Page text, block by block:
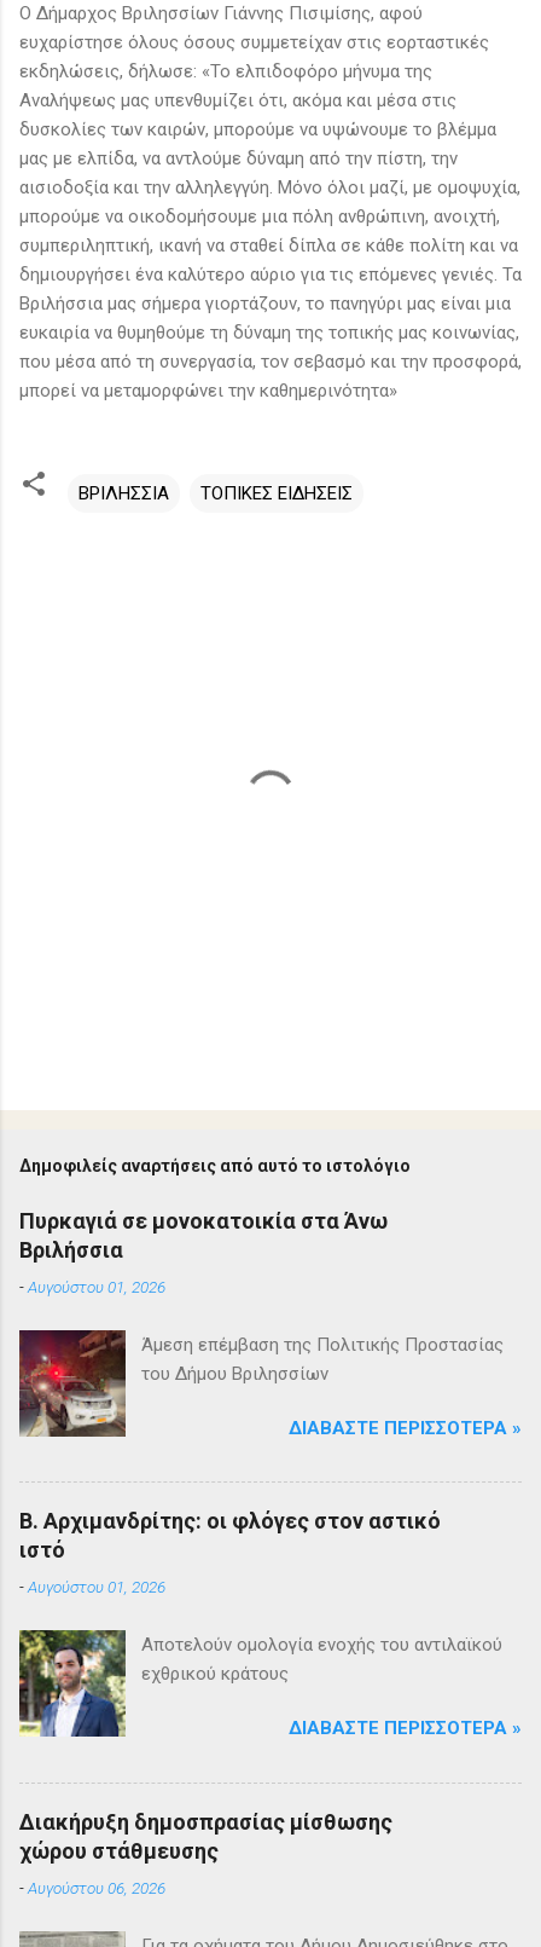
Ο Δήμαρχος Βριλησσίων Γιάννης Πισιμίσης, αφού
ευχαρίστησε όλους όσους συμμετείχαν στις εορταστικές
εκδηλώσεις, δήλωσε: «Το ελπιδοφόρο μήνυμα της
Αναλήψεως μας υπενθυμίζει ότι, ακόμα και μέσα στις
δυσκολίες των καιρών, μπορούμε να υψώνουμε το βλέμμα
μας με ελπίδα, να αντλούμε δύναμη από την πίστη, την
αισιοδοξία και την αλληλεγγύη. Μόνο όλοι μαζί, με ομοψυχία,
μπορούμε να οικοδομήσουμε μια πόλη ανθρώπινη, ανοιχτή,
συμπεριληπτική, ικανή να σταθεί δίπλα σε κάθε πολίτη και να
δημιουργήσει ένα καλύτερο αύριο για τις επόμενες γενιές. Τα
Βριλήσσια μας σήμερα γιορτάζουν, το πανηγύρι μας είναι μια
ευκαιρία να θυμηθούμε τη δύναμη της τοπικής μας κοινωνίας,
που μέσα από τη συνεργασία, τον σεβασμό και την προσφορά,
μπορεί να μεταμορφώνει την καθημερινότητα»
ΒΡΙΛΗΣΣΙΑ ΤΟΠΙΚΕΣ ΕΙΔΗΣΕΙΣ
Δημοφιλείς αναρτήσεις από αυτό το ιστολόγιο
Πυρκαγιά σε μονοκατοικία στα Άνω
Βριλήσσια
-Αυγούστου 01, 2026
Άμεση επέμβαση της Πολιτικής Προστασίας
του Δήμου Βριλησσίων
ΔΙΑΒΆΣΤΕ ΠΕΡΙΣΣΌΤΕΡΑ »
Β. Αρχιμανδρίτης: οι φλόγες στον αστικό
ιστό
-Αυγούστου 01, 2026
Αποτελούν ομολογία ενοχής του αντιλαϊκού
εχθρικού κράτους
ΔΙΑΒΆΣΤΕ ΠΕΡΙΣΣΌΤΕΡΑ »
Διακήρυξη δημοσπρασίας μίσθωσης
χώρου στάθμευσης
-Αυγούστου 06, 2026